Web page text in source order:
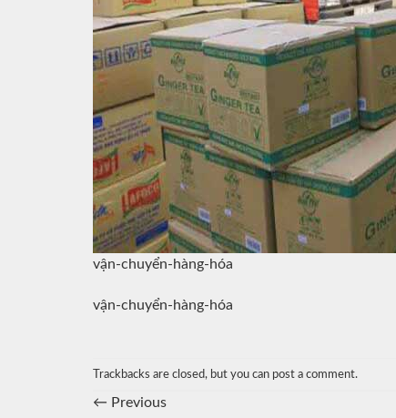
vận-chuyển-hàng-hóa
vận-chuyển-hàng-hóa
Trackbacks are closed, but you can post a comment.
← Previous